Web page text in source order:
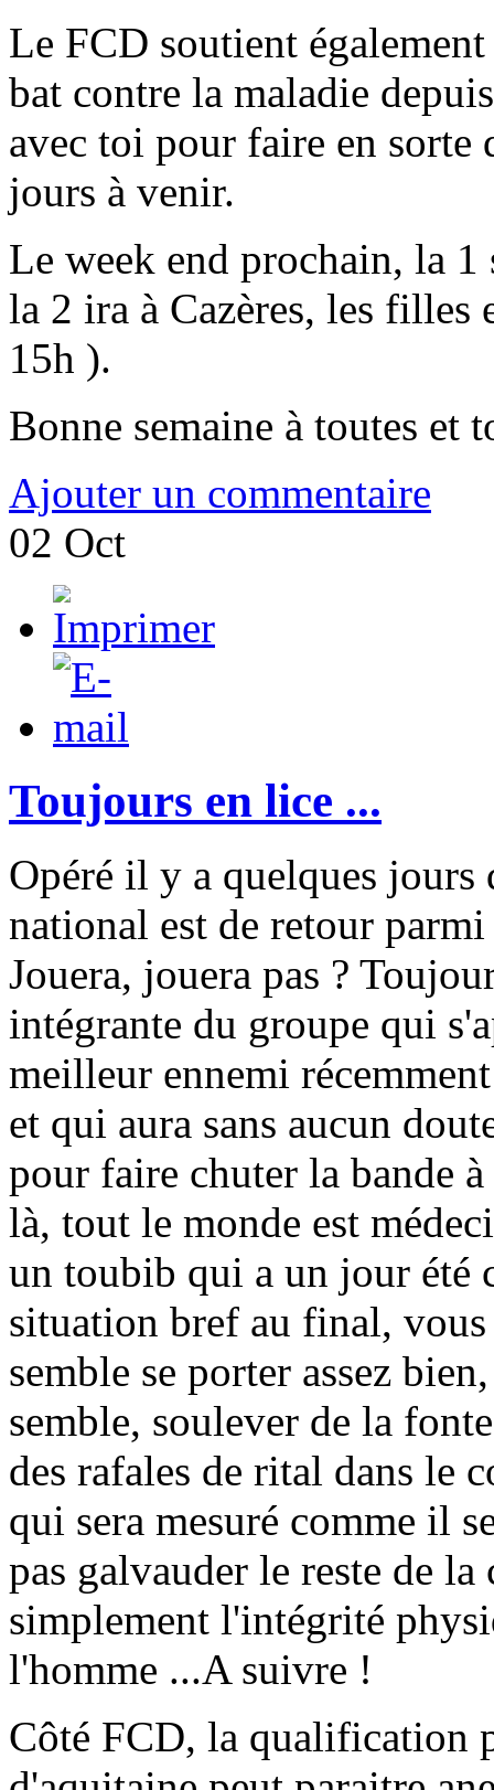
Le FCD soutient
bat contre la maladie
avec toi pour faire en sorte
jours à venir.
Le week end prochain, la 1
la 2 ira à Cazères, les
15h ).
Bonne semaine à toutes et
Ajouter un commentaire
02 Oct
Toujours en lice ...
Opéré il y a quelques
national est de retour
Jouera, jouera pas ?
intégrante du groupe qui
meilleur ennemi
et qui aura sans aucun
pour faire chuter la bande
là, tout le monde est
un toubib qui a un jour été
situation bref au final,
semble se porter assez
semble, soulever de la
des rafales de rital dans le
qui sera mesuré comme il
pas galvauder le reste de
simplement l'intégrité
l'homme ...A suivre !
Côté FCD, la qualification